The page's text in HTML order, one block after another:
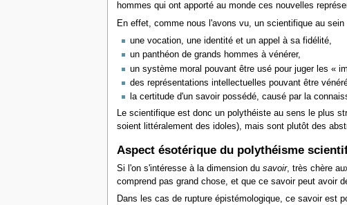
hommes qui ont apporté au monde ces nouvelles
En effet, comme nous l'avons vu, un scientifique au sein
une vocation, une identité et un appel à sa fidélité,
un panthéon de grands hommes à vénérer,
un système moral pouvant être usé pour juger les «
des représentations intellectuelles pouvant être
la certitude d'un savoir possédé, causé par la
Le scientifique est donc un polythéiste au sens le plus
soient littéralement des idoles), mais sont plutôt des
Aspect ésotérique du polythéisme
Si l'on s'intéresse à la dimension du savoir, très chère
comprend pas grand chose, et que ce savoir peut avoir
Dans les cas de rupture épistémologique, ce savoir est